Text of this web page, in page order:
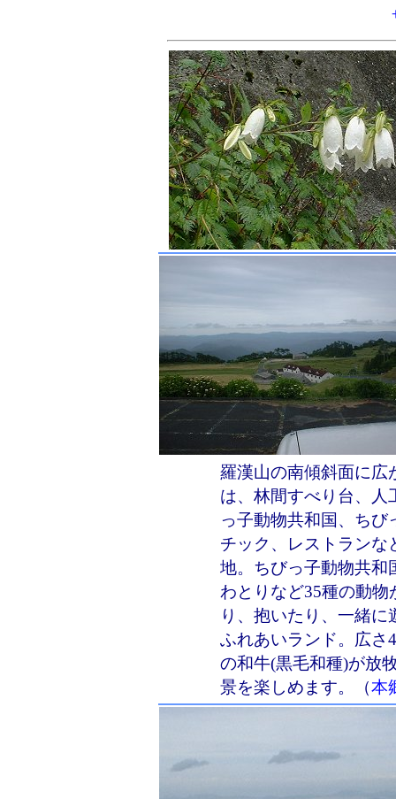
羅漢山の南傾斜面に広
は、林間すべり台、人
っ子動物共和国、ち
チック、レストランな
地。ちびっ子動物共和
わとりなど35種の動
り、抱いたり、一緒
ふれあいランド。広さ
の和牛(黒毛和種)が放
景を楽しめます。（本